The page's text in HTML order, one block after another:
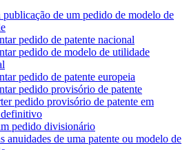
publicação de um pedido de modelo de
pedido de patente nacional
pedido de modelo de utilidade
pedido de patente europeia
pedido provisório de patente
pedido provisório de patente em
pedido divisionário
anuidades de uma patente ou modelo de